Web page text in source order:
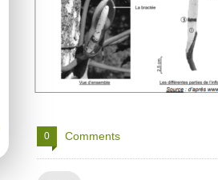
0 Comments